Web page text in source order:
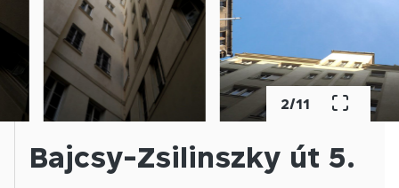
3/11
Bajcsy-Zsilinszky út 5.